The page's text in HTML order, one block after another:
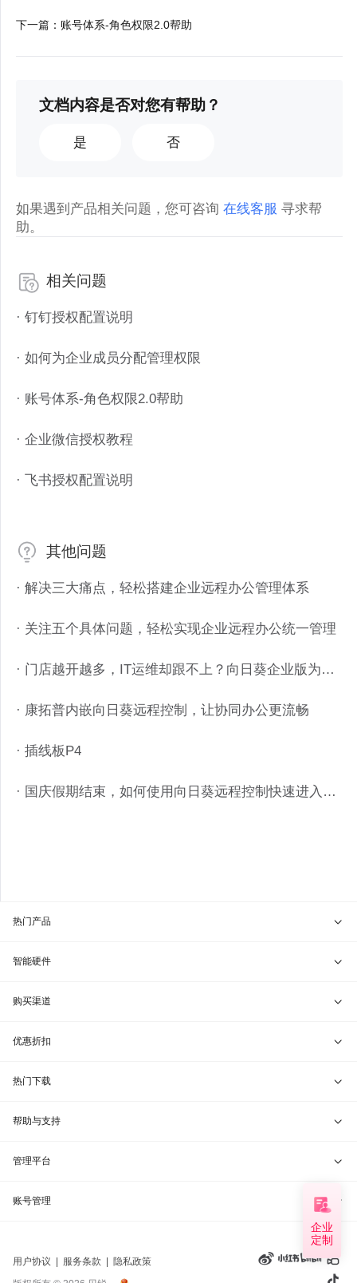
下一篇 ： 账号体系-角色权限2.0帮助
文档内容是否对您有帮助？
是 否
如果遇到产品相关问题，您可咨询在线客服 寻求帮
助。
相关问题
· 钉钉授权配置说明
· 如何为企业成员分配管理权限
· 账号体系-角色权限2.0帮助
· 企业微信授权教程
· 飞书授权配置说明
其他问题
· 解决三大痛点，轻松搭建企业远程办公管理体系
· 关注五个具体问题，轻松实现企业远程办公统一管理
· 门店越开越多，IT运维却跟不上？向日葵企业版为连锁餐饮“破局”
· 康拓普内嵌向日葵远程控制，让协同办公更流畅
· 插线板P4
· 国庆假期结束，如何使用向日葵远程控制快速进入工作状态？
企业
定制
热门产品
贝锐向日葵 · 远程控制
贝锐蒲公英 · 异地组网
贝锐花生壳 · 动态域名
贝锐洋葱头 · 协作无间
智能硬件
贝锐向日葵硬件
贝锐蒲公英硬件
贝锐花生壳硬件
购买渠道
天猫旗舰店
京东旗舰店
优惠折扣
兑换码通道
教育公益折扣
热门下载
贝锐向日葵客户端
贝锐蒲公英客户端
贝锐花生壳客户端
帮助与支持
我要建议
我要投诉
钻石VIP
管理平台
贝锐向日葵管理
贝锐花生壳管理
账号管理
账号信息
用户协议 服务条款
隐私政策